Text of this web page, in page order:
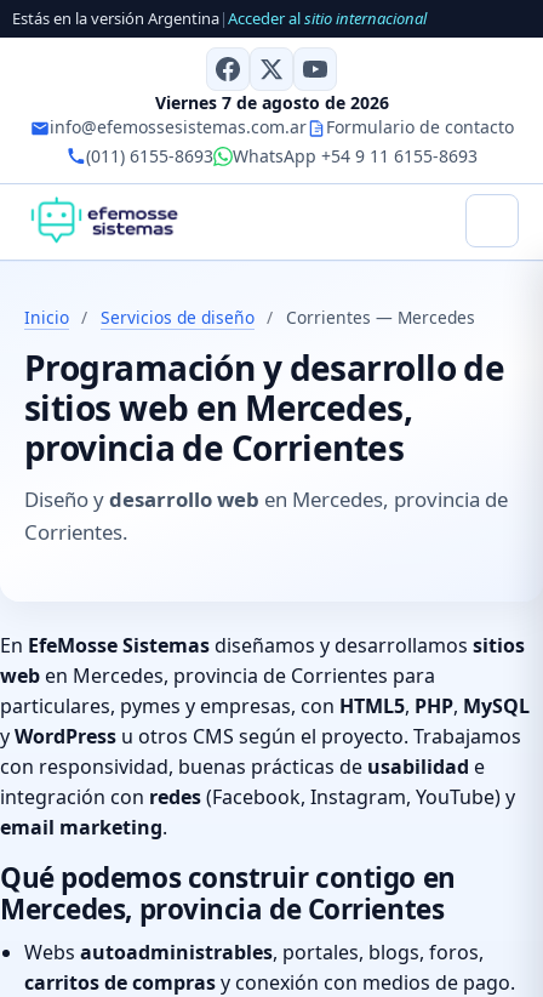
Estás en la versión Argentina|Acceder alsitio internacional
Viernes 7 de agosto de 2026
info@efemossesistemas.com.ar
Formulario de contacto
(011) 6155-8693
WhatsApp +54 9 11 6155-8693
Inicio / Servicios de diseño / Corrientes — Mercedes
Programación y desarrollo de
sitios web en Mercedes,
provincia de Corrientes
Diseño ydesarrollo web en Mercedes, provincia de
Corrientes.
En EfeMosse Sistemasdiseñamos y desarrollamos sitios
weben Mercedes, provincia de Corrientes para
particulares, pymes y empresas, con HTML5, PHP, MySQL
yWordPress u otros CMS según el proyecto. Trabajamos
con responsividad, buenas prácticas de usabilidad e
integración con redes(Facebook, Instagram, YouTube) y
email marketing.
Qué podemos construir contigo en
Mercedes, provincia de Corrientes
Webs autoadministrables, portales, blogs, foros,
carritos de comprasy conexión con medios de pago.